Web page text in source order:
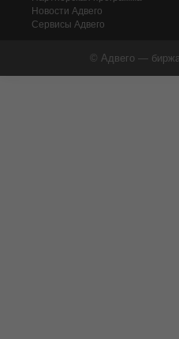
Новости Адвего
Сервисы Адвего
© Адвего —